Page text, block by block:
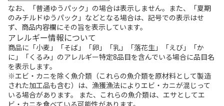
なお、「普通ゆうパック」の場合は表示しません。また、「夏期
のみチルドゆうパック」などとなる場合は、記号での表示はせ
ず、商品内容欄にその旨を表示しています。
アレルギー情報について
商品に「小麦」「そば」「卵」「乳」「落花生」「えび」「か
に」「くるみ」のアレルギー特定8品目を含んでいる場合に品目名
を表示します。
※エビ・カニを除く魚介類（これらの魚介類を原材料として製造
された加工品も含む）は、漁獲漁法によりエビ・カニが混じって
いる場合があります。 また、これらの魚介類は、エサとしてエ
ビ・カニを食べている可能性があります。